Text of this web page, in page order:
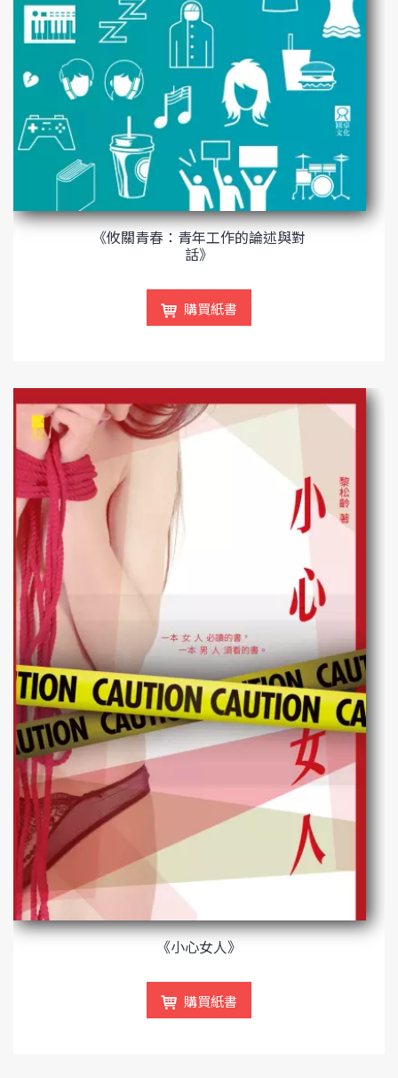
《攸關青春：青年工作的論述與對
話》
購買紙書
《小心女人》
購買紙書